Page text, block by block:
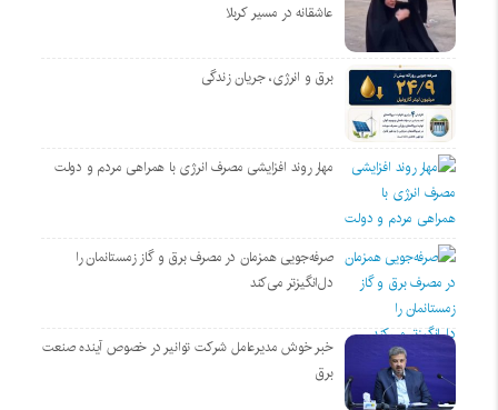
عاشقانه در مسیر کربلا
برق و انرژی، جریان زندگی
مهار روند افزایشی مصرف انرژی با همراهی مردم و دولت
صرفه‌جویی همزمان در مصرف برق و گاز زمستانمان را
دل‌انگیزتر می‌کند
خبر خوش مدیرعامل شرکت توانیر در خصوص آینده صنعت
برق